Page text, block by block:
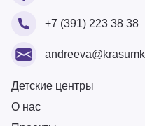
+7 (391) 223 38 38
Детские центры
О нас
Ваш Email
Ваше ФИО